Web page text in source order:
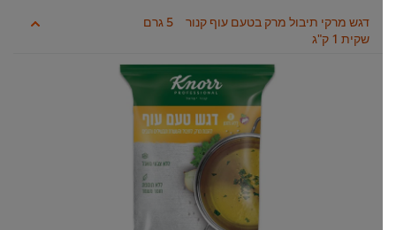
דגש מרקי תיבול מרק בטעם עוף קנור
שקית 1 ק"ג
5 גרם